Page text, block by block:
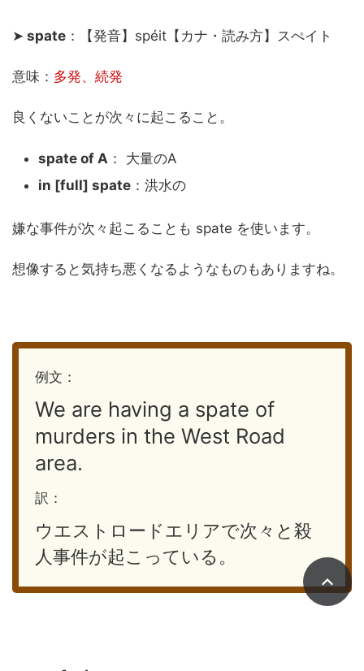
➤ spate ：【発音】spéit【カナ・読み方】スぺイト
意味： 多発、続発
良くないことが次々に起こること。
spate of A ： 大量のA
in [full] spate ：洪水の
嫌な事件が次々起こることも spate を使います。
想像すると気持ち悪くなるようなものもありますね。
例文：
We are having a spate of
murders in the West Road
area.
訳：
ウエストロードエリアで次々と殺
人事件が起こっている。